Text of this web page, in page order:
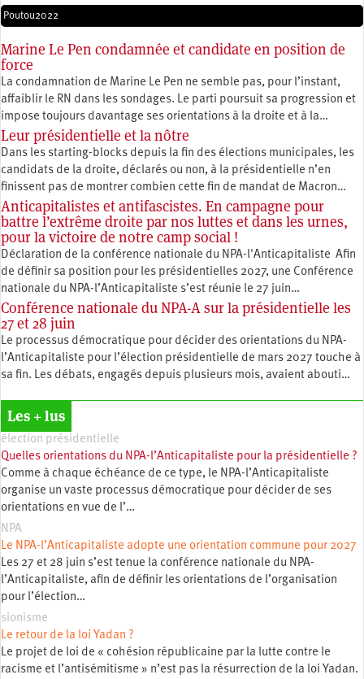
Poutou2022
Marine Le Pen condamnée et candidate en position de
force
La condamnation de Marine Le Pen ne semble pas, pour l’instant,
affaiblir le RN dans les sondages. Le parti poursuit sa progression et
impose toujours davantage ses orientations à la droite et à la…
Leur présidentielle et la nôtre
Dans les starting-blocks depuis la fin des élections municipales, les
candidats de la droite, déclarés ou non, à la présidentielle n’en
finissent pas de montrer combien cette fin de mandat de Macron…
Anticapitalistes et antifascistes. En campagne pour
battre l’extrême droite par nos luttes et dans les urnes,
pour la victoire de notre camp social !
Déclaration de la conférence nationale du NPA-l'Anticapitaliste Afin
de définir sa position pour les présidentielles 2027, une Conférence
nationale du NPA-l’Anticapitaliste s’est réunie le 27 juin…
Conférence nationale du NPA-A sur la présidentielle les
27 et 28 juin
Le processus démocratique pour décider des orientations du NPA-
l’Anticapitaliste pour l’élection présidentielle de mars 2027 touche à
sa fin. Les débats, engagés depuis plusieurs mois, avaient abouti…
Les + lus
élection présidentielle
Quelles orientations du NPA-l’Anticapitaliste pour la présidentielle ?
Comme à chaque échéance de ce type, le NPA-l’Anticapitaliste
organise un vaste processus démocratique pour décider de ses
orientations en vue de l’…
NPA
Le NPA-l’Anticapitaliste adopte une orientation commune pour 2027
Les 27 et 28 juin s’est tenue la conférence nationale du NPA-
l’Anticapitaliste, afin de définir les orientations de l’organisation
pour l’élection…
sionisme
Le retour de la loi Yadan ?
Le projet de loi de « cohésion républicaine par la lutte contre le
racisme et l’antisémitisme » n’est pas la résurrection de la loi Yadan.